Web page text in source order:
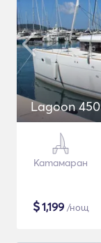
Lagoon 450
Катамаран
$1,199 /нощ